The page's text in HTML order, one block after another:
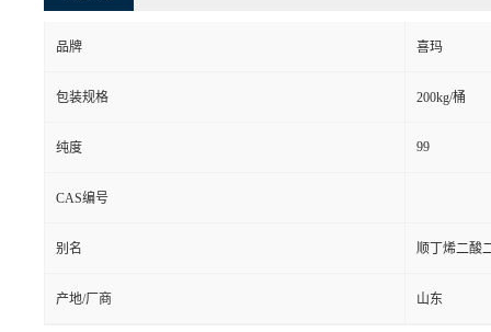
品牌 喜玛
包装规格 200kg/桶
纯度 99
CAS编号
别名 顺丁烯二酸
产地/厂商 山东